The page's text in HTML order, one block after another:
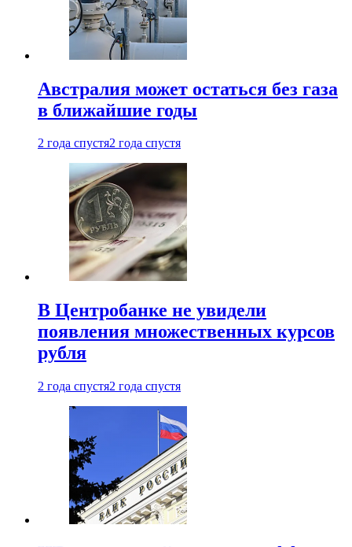
Австралия может остаться без газа
в ближайшие годы
2 года спустя2 года спустя
В Центробанке не увидели
появления множественных курсов
рубля
2 года спустя2 года спустя